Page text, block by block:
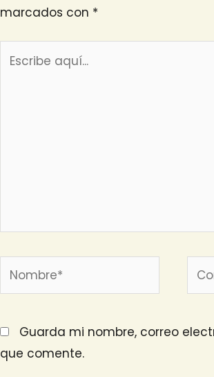
marcados con *
Nombre*
Guarda mi nombre, correo
que comente.